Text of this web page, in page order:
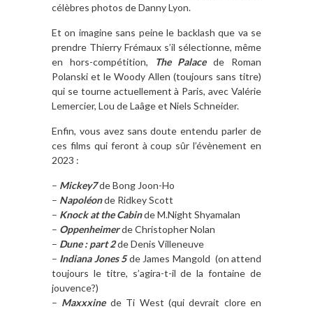
célèbres photos de Danny Lyon.
Et on imagine sans peine le backlash que va se
prendre Thierry Frémaux s’il sélectionne, même
en hors-compétition,
The Palace de Roman
Polanski et le Woody Allen (toujours sans titre)
qui se tourne actuellement à Paris, avec Valérie
Lemercier, Lou de Laâge et Niels Schneider.
Enfin, vous avez sans doute entendu parler de
ces films qui feront à coup sûr l’évènement en
2023 :
– Mickey7de Bong Joon-Ho
– Napoléonde Ridkey Scott
– Knock at the Cabinde M.Night Shyamalan
– Oppenheimerde Christopher Nolan
– Dune : part 2de Denis Villeneuve
– Indiana Jones 5 de James Mangold (on attend
toujours le titre, s’agira-t-il de la fontaine de
jouvence?)
– Maxxxinede Ti West (qui devrait clore en